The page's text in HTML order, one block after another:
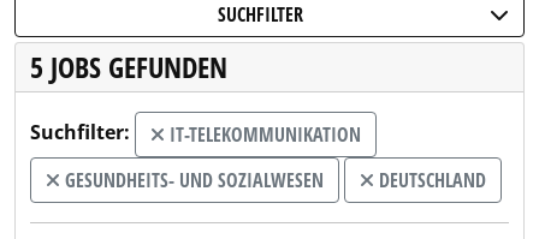
SUCHFILTER
5 JOBS GEFUNDEN
Suchfilter:
IT-TELEKOMMUNIKATION
GESUNDHEITS- UND SOZIALWESEN
DEUTSCHLAND